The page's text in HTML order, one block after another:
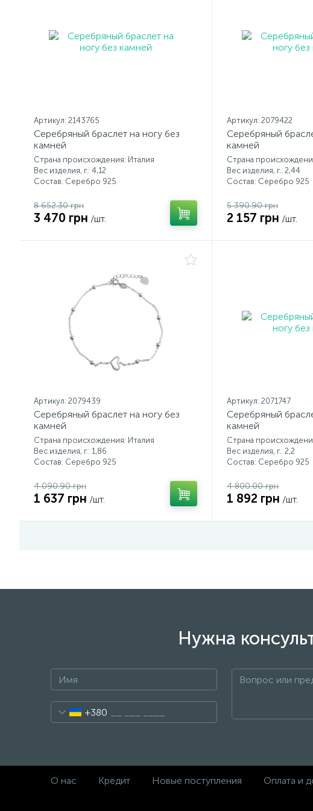
Артикул: 2143765
Серебряный браслет на ногу без
камней
Страна происхождения: Италия
Вес изделия, г.: 4,12
Состав: Серебро 925
8 652.30 грн
3 470 грн /шт.
Артикул: 2079422
Серебряный
камней
Страна
Вес изделия, г.: 2,44
Состав: Серебро 925
5 390.90 грн
2 157 грн /шт.
Артикул: 2079439
Серебряный браслет на ногу без
камней
Страна происхождения: Италия
Вес изделия, г.: 1,86
Состав: Серебро 925
4 090.90 грн
1 637 грн /шт.
Артикул: 2071747
Серебряный
камней
Страна
Вес изделия, г.: 2,2
Состав: Серебро 925
4 800.00 грн
1 892 грн /шт.
Нужна
+380
О нас Кредит Новые поступления Оплата и